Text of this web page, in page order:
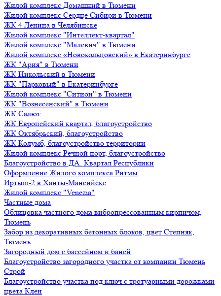
Жилой комплекс Домашний в Тюмени
Жилой комплекс Сердце Сибири в Тюмени
ЖК 4 Ленина в Челябинске
Жилой комплекс "Интеллект-квартал"
Жилой комплекс "Малевич" в Тюмени
Жилой комплекс «Новокольцовский» в Екатеринбурге
ЖК "Ария" в Тюмени
ЖК Никольский в Тюмени
ЖК "Парковый" в Екатеринбурге
Жилой комплекс "Ситион" в Тюмени
ЖК "Вознесенский" в Тюмени
ЖК Салют
ЖК Европейский квартал, благоустройство
ЖК Октябрьский, благоустройство
ЖК Колумб, благоустройство территории
Жилой комплекс Речной порт, благоустройство
Благоустройство в ДА. Квартал Республики
Оформление Жилого комплекса Ритмы
Иртыш-2 в Ханты-Мансийске
Жилой комплекс "Venezia"
Частные дома
Облицовка частного дома вибропрессованным кирпичом,
Тюмень
Забор из декоративных бетонных блоков, цвет Степняк,
Тюмень
Загородный дом с бассейном и баней
Благоустройство загородного участка от компании Тюмень
Строй
Благоустройство участка под ключ с тротуарными дорожками
цвета Клен